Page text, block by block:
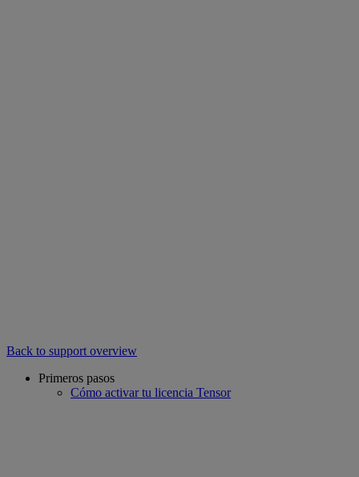
Back to support overview
Primeros pasos
Cómo activar tu licencia Tensor